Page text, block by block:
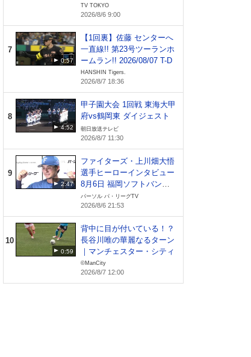
本開催でファンへ恩返し｜
WTTチャンピオンズ横浜20
26
TV TOKYO
2026/8/6 9:00
7
0:57
【1回裏】佐藤 センターへ
一直線!! 第23号ツーランホ
ームラン!! 2026/08/07 T-D
HANSHIN Tigers.
2026/8/7 18:36
8
4:52
甲子園大会 1回戦 東海大甲
府vs鶴岡東 ダイジェスト
朝日放送テレビ
2026/8/7 11:30
9
2:47
ファイターズ・上川畑大悟
選手ヒーローインタビュー
8月6日 福岡ソフトバンク
ホークス 対 北海道日本ハ
ムファイターズ
パーソル パ・リーグTV
2026/8/6 21:53
10
0:59
背中に目が付いている！？
長谷川唯の華麗なるターン
｜マンチェスター・シティ
©ManCity
2026/8/7 12:00